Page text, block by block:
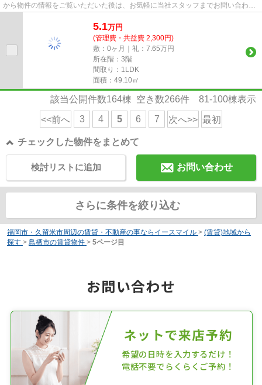
から物件の情報をご覧いただいた後は、お気軽に当社スタッフまでお問い合わせ
ください。お待ちしております。
5.1万円
(管理費・共益費 2,300円)
敷：0ヶ月｜礼：7.65万円
所在階：3階
間取り：1LDK
面積：49.10㎡
該当公開件数164棟 空き数266件 81-100棟表示
<<前へ 3 4 5 6 7 次へ>> 最初
チェックした物件をまとめて
お問い合わせ
検討リストに追加
さらに条件を絞り込む
福岡市・久留米市周辺の賃貸・不動産の事ならイースマイル > (賃貸)地域から
探す > 鳥栖市の賃貸物件 > 5ページ目
お問い合わせ
ネットで来店予約
希望の日時を入力するだけ！
電話不要でらくらくご予約！